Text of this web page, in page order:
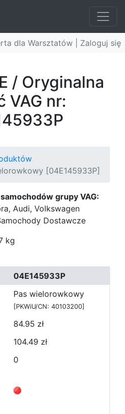
dla Warsztatów | Zaloguj się
/ Oryginalna
VAG nr:
[04E145933P]
grupy VAG:
Audi, Volkswagen
Dostawcze
kg
04E145933P
Pas wielorowkowy
[PKWiU/CN: 40103200]
84.95 zł
104.49 zł
0